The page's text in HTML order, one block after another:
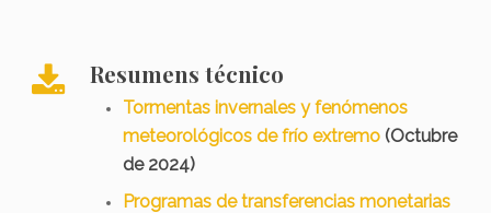
Resumens técnico
Tormentas invernales y fenómenos
meteorológicos de frío extremo (Octubre
de 2024)
Programas de transferencias monetarias